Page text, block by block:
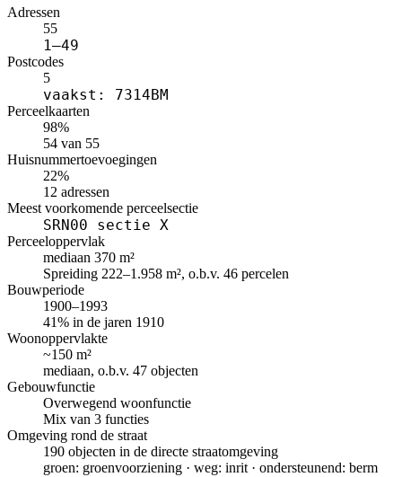
Adressen
55
1–49
Postcodes
5
vaakst: 7314BM
Perceelkaarten
98%
54 van 55
Huisnummertoevoegingen
22%
12 adressen
Meest voorkomende perceelsectie
SRN00 sectie X
Perceeloppervlak
mediaan 370 m²
Spreiding 222–1.958 m², o.b.v. 46 percelen
Bouwperiode
1900–1993
41% in de jaren 1910
Woonoppervlakte
~150 m²
mediaan, o.b.v. 47 objecten
Gebouwfunctie
Overwegend woonfunctie
Mix van 3 functies
Omgeving rond de straat
190 objecten in de directe straatomgeving
groen: groenvoorziening · weg: inrit · ondersteunend: berm